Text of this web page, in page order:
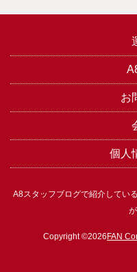
お
個人
A8スタッフブログで紹介してい
Copyright ©2026 FAN